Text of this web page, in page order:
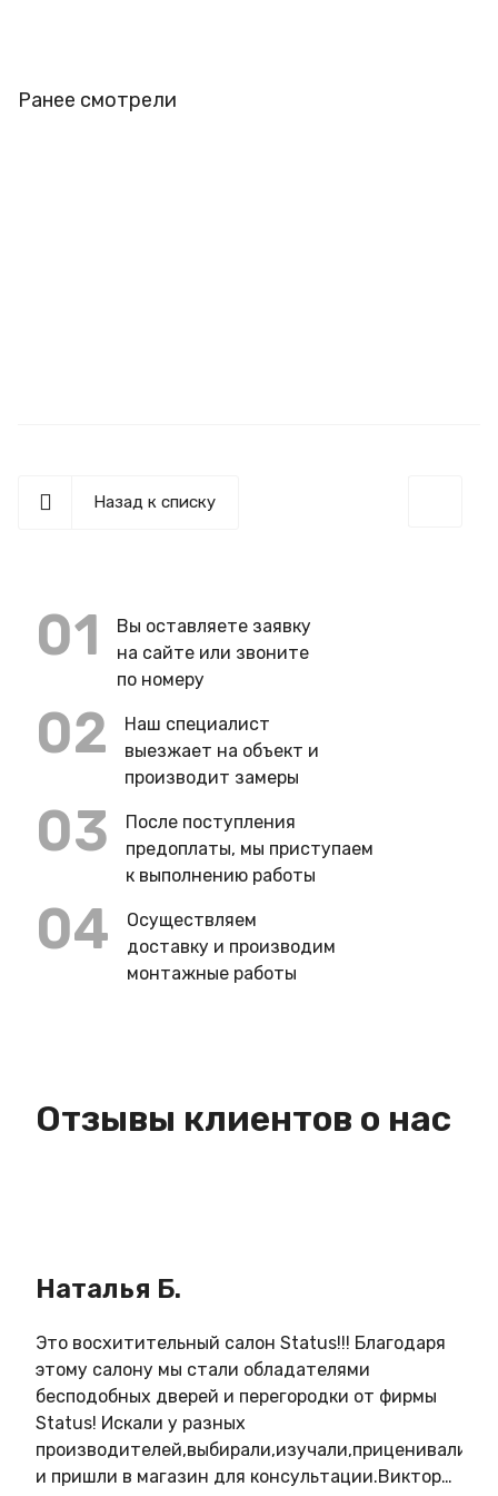
Ранее смотрели
Назад к списку
01
Вы оставляете заявку
на сайте или звоните
по номеру
02
Наш специалист
выезжает на объект и
производит замеры
03
После поступления
предоплаты, мы приступаем
к выполнению работы
04
Осуществляем
доставку и производим
монтажные работы
Отзывы клиентов о нас
Наталья Б.
Это восхитительный салон Status!!! Благодаря
этому салону мы стали обладателями
бесподобных дверей и перегородки от фирмы
Status! Искали у разных
и пришли в магазин для консультации.Виктория